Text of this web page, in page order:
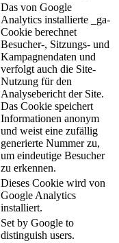
Das von Google
Analytics installierte _ga-
Cookie berechnet
Besucher-, Sitzungs- und
Kampagnendaten und
verfolgt auch die Site-
Nutzung für den
Analysebericht der Site.
Das Cookie speichert
Informationen anonym
und weist eine zufällig
generierte Nummer zu,
um eindeutige Besucher
zu erkennen.
Dieses Cookie wird von
Google Analytics
installiert.
Set by Google to
distinguish users.